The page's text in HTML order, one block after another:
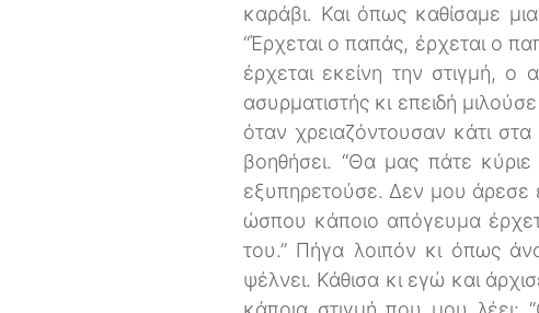
καράβι. Και όπως καθίσαμε
“Έρχεται ο παπάς, έρχεται ο
έρχεται εκείνη την στιγμή,
ασυρματιστής κι επειδή
όταν χρειαζόντουσαν κάτι
βοηθήσει. “Θα μας πάτε
εξυπηρετούσε. Δεν μου άρεσε
ώσπου κάποιο απόγευμα
του.” Πήγα λοιπόν κι όπως
ψέλνει. Κάθισα κι εγώ και